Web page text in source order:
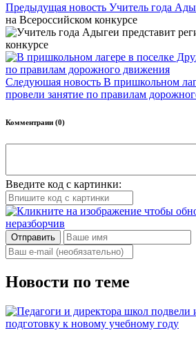
Предыдущая новость Учитель года
на Всероссийском конкурсе
Следуюшая новость В пришкольном
провели занятие по правилам
Комментраии (0)
Введите код с картинки:
Отправить
Новости по теме